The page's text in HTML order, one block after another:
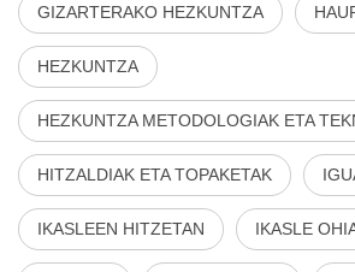
GIZARTERAKO HEZKUNTZA
HEZKUNTZA
HEZKUNTZA METODOLOGIAK ETA
HITZALDIAK ETA TOPAKETAK
IKASLEEN HITZETAN IKASLE